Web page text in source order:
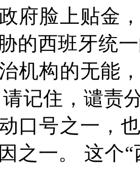
府脸上贴金
的西班牙统
机构的无能
请记住，谴责
口号之一，
之一。
这个